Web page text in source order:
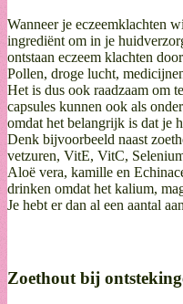
Wanneer je eczeemklachten
ingrediënt om in je
ontstaan eczeem klachten
Pollen, droge lucht,
Het is dus ook raadzaam om
capsules kunnen ook als
omdat het belangrijk is dat je
Denk bijvoorbeeld naast
vetzuren, VitE, VitC,
Aloë vera, kamille en
drinken omdat het kalium,
Je hebt er dan al een aantal
Zoethout bij